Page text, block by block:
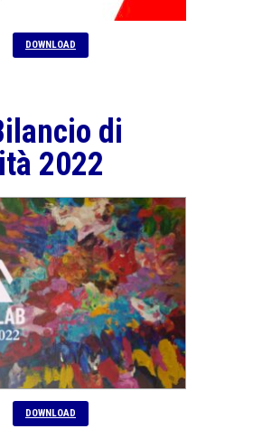
DOWNLOAD
di
2022
DOWNLOAD